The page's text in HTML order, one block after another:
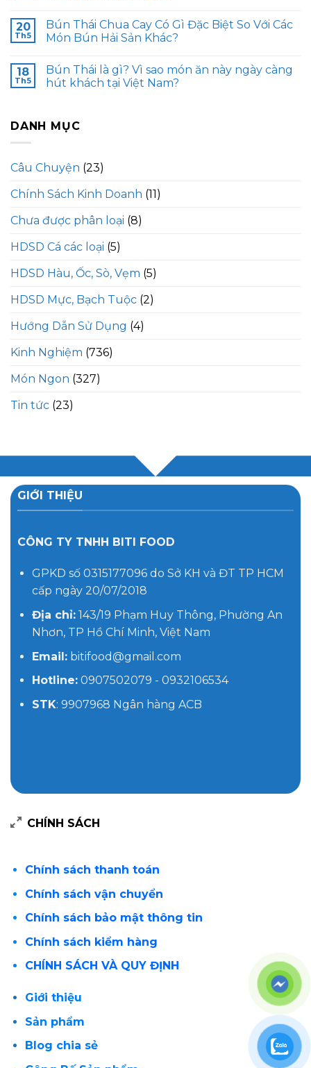
20
Th5
Bún Thái Chua Cay Có Gì Đặc Biệt So Với Các
Món Bún Hải Sản Khác?
18
Th5
Bún Thái là gì? Vì sao món ăn này ngày càng
hút khách tại Việt Nam?
DANH MỤC
Câu Chuyện (23)
Chính Sách Kinh Doanh (11)
Chưa được phân loại (8)
HDSD Cá các loại (5)
HDSD Hàu, Ốc, Sò, Vẹm (5)
HDSD Mực, Bạch Tuộc (2)
Hướng Dẫn Sử Dụng (4)
Kinh Nghiệm (736)
Món Ngon (327)
Tin tức (23)
GIỚI THIỆU
CÔNG TY TNHH BITI FOOD
GPKD số 0315177096 do Sở KH và ĐT TP HCM
cấp ngày 20/07/2018
Địa chỉ:143/19 Phạm Huy Thông, Phường An
Nhơn, TP Hồ Chí Minh, Việt Nam
Email:bitifood@gmail.com
Hotline:0907502079 - 0932106534
STK: 9907968 Ngân hàng ACB
CHÍNH SÁCH
Chính sách thanh toán
Chính sách vận chuyển
Chính sách bảo mật thông tin
Chính sách kiểm hàng
CHÍNH SÁCH VÀ QUY ĐỊNH
Giới thiệu
Sản phẩm
Blog chia sẻ